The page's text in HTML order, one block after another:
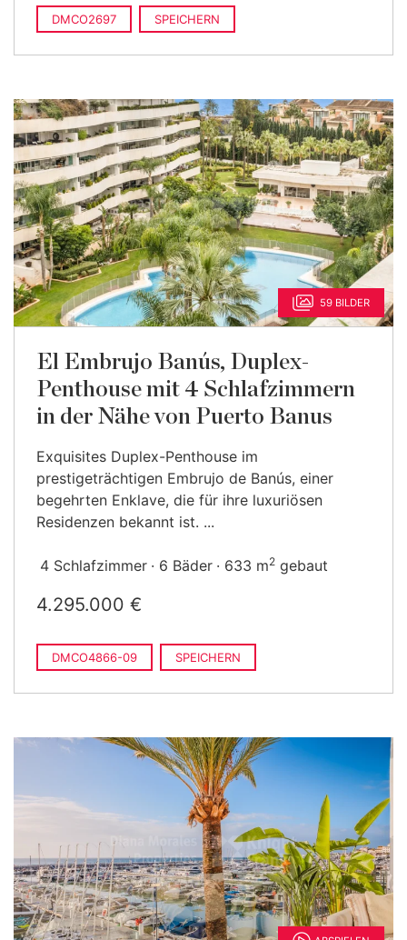
DMCO2697 SPEICHERN
59 BILDER
El Embrujo Banús, Duplex-
Penthouse mit 4 Schlafzimmern
in der Nähe von Puerto Banus
Exquisites Duplex-Penthouse im
prestigeträchtigen Embrujo de Banús, einer
begehrten Enklave, die für ihre luxuriösen
Residenzen bekannt ist. ...
4 Schlafzimmer 6 Bäder 633 m2 gebaut
4.295.000 €
DMCO4866-09 SPEICHERN